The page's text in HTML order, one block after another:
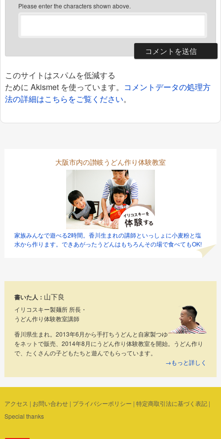
Please enter the characters shown above.
このサイトはスパムを低減する
ために Akismet を使っています。 コメントデータの処理方
法の詳細はこちらをご覧ください。
大阪市内の讃岐うどん作り体験教室
家族みんなで遊べる2時間。香川生まれの講師といっしょに小麦粉と塩
水から作ります。できあがったうどんはもちろんその場で食べてもOK!
書いた人： 山下良
イリコスキー製麺所 所長・
うどん作り体験教室講師
香川県生まれ。2013年6月から手打ちうどんと自家製つゆ
をネットで販売、2014年8月にうどん作り体験教室を開始。うどん作り
で、たくさんの子どもたちと遊んでもらっています。
→もっと詳しく
アクセス | お問い合わせ| プライバシーポリシー | 特定商取引法に基づく表記|
Special thanks